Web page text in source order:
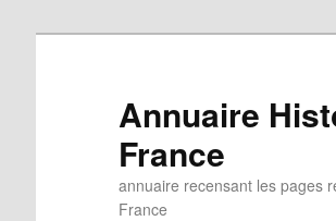
Annuaire
France
annuaire recensant les pages
France